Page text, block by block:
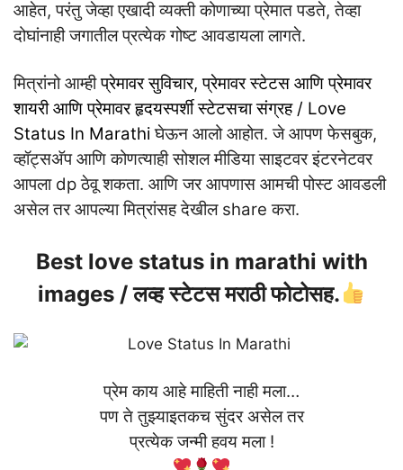
आहेत, परंतु जेव्हा एखादी व्यक्ती कोणाच्या प्रेमात पडते, तेव्हा
दोघांनाही जगातील प्रत्येक गोष्ट आवडायला लागते.
मित्रांनो आम्हीप्रेमावर सुविचार, प्रेमावर स्टेटस आणि प्रेमावर
शायरी आणि प्रेमावर हृदयस्पर्शी स्टेटसचा संग्रह / Love
Status In Marathiघेऊन आलो आहोत. जे आपण फेसबुक,
व्हॉट्सअ‍ॅप आणि कोणत्याही सोशल मीडिया साइटवर इंटरनेटवर
आपला dp ठेवू शकता. आणि जर आपणास आमची पोस्ट आवडली
असेल तर आपल्या मित्रांसह देखील share करा.
Best love status in marathi with
images / लव्ह स्टेटस मराठी फोटोसह.
प्रेम काय आहे माहिती नाही मला…
पण ते तुझ्याइतकच सुंदर असेल तर
प्रत्येक जन्मी हवय मला !